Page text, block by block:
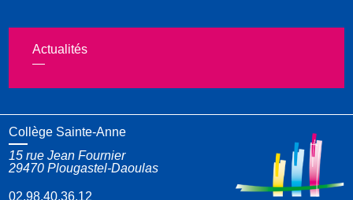
Actualités
Collège Sainte-Anne
15 rue Jean Fournier
29470 Plougastel-Daoulas
02.98.40.36.12